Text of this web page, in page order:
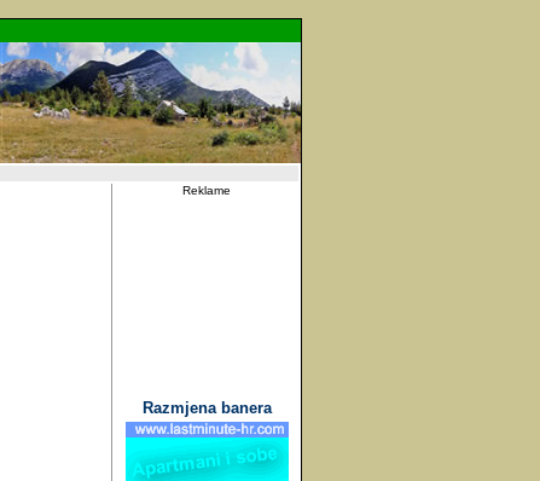
Reklame
Razmjena banera